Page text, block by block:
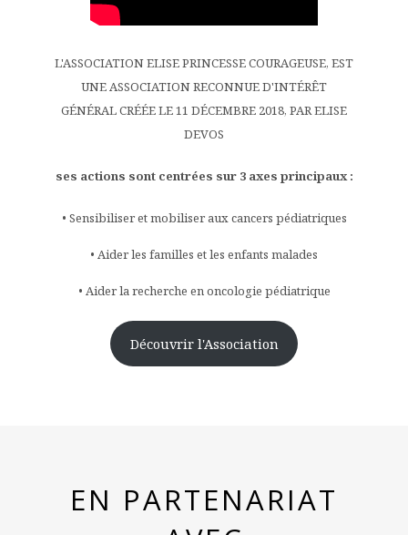
L'ASSOCIATION ELISE PRINCESSE COURAGEUSE, EST
UNE ASSOCIATION RECONNUE D'INTÉRÊT
GÉNÉRAL CRÉÉE LE 11 DÉCEMBRE 2018, PAR ELISE
DEVOS
ses actions sont centrées sur 3 axes principaux :
• Sensibiliser et mobiliser aux cancers pédiatriques
• Aider les familles et les enfants malades
• Aider la recherche en oncologie pédiatrique
Découvrir l'Association
EN PARTENARIAT